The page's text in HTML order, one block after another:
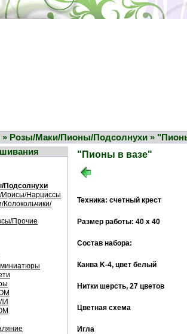
» Розы/Маки/Пионы/Подсолнухи »
Подсолнухи
Нарциссы
Прочие
"Пионы в вазе"
Техника: счетный крест
Размер работы: 40 х 40
Состав набора:
Канва K-4, цвет белый
Нитки шерсть, 27 цветов
Цветная cхема
Игла